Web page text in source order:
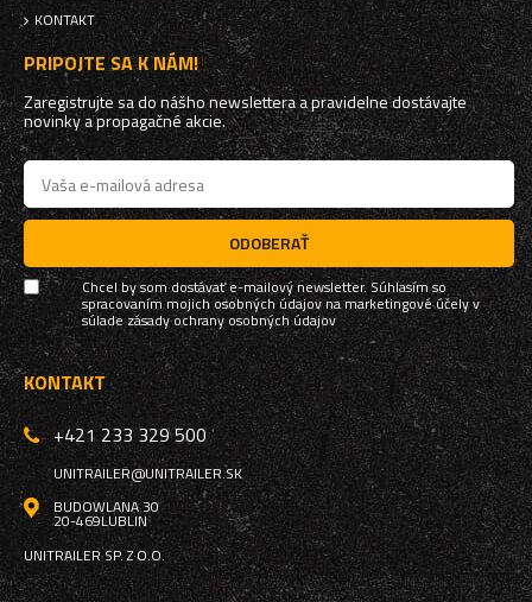
KONTAKT
PRIPOJTE SA K NÁM!
Zaregistrujte sa do nášho newslettera a pravidelne dostávajte
novinky a propagačné akcie.
ODOBERAŤ
Chcel by som dostávať e-mailový newsletter. Súhlasím so
spracovaním mojich osobných údajov na marketingové účely v
súladezásady ochrany osobných údajov
KONTAKT
+421 233 329 500
UNITRAILER@UNITRAILER.SK
BUDOWLANA 30
20-469LUBLIN
UNITRAILER SP. Z O.O.